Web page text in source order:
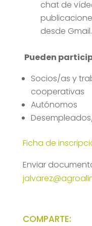
chat de
desde Gmail.
Pueden
Socios/as y
cooperativas
Autónomos
Ficha de
Enviar
COMPARTE: